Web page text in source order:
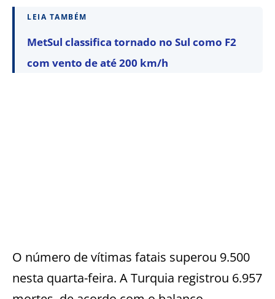
LEIA TAMBÉM
MetSul classifica tornado no Sul como F2
com vento de até 200 km/h
O número de vítimas fatais superou 9.500
nesta quarta-feira. A Turquia registrou 6.957